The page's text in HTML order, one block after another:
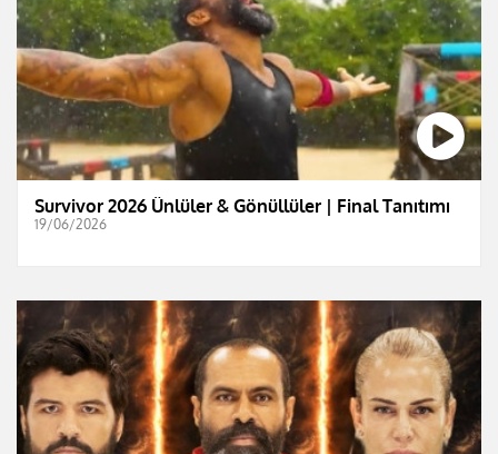
Survivor 2026 Ünlüler & Gönüllüler | Final Tanıtımı
19/06/2026